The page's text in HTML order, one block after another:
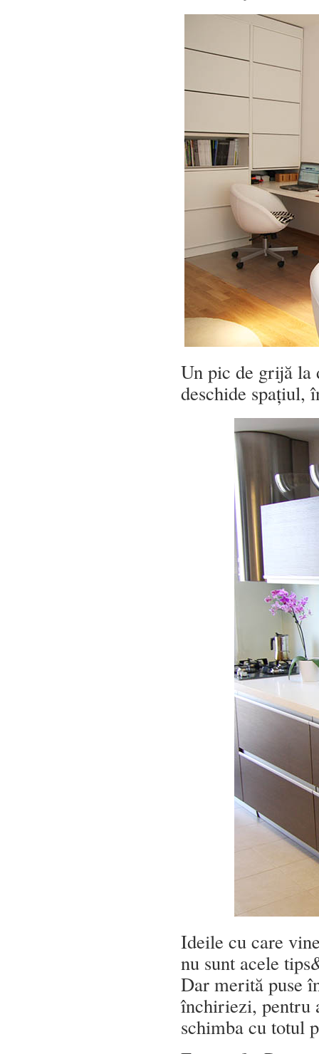
Un pic de grijă la
deschide spațiul,
Ideile cu care
nu sunt acele
Dar merită puse
închiriezi, pentru
schimba cu totul